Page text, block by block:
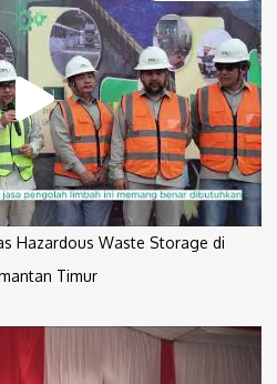
Hazardous Waste Storage di
Timur